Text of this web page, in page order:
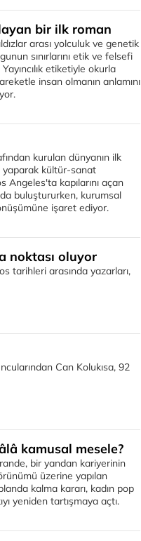
bir ilk roman
arası yolculuk ve genetik
sınırlarını etik ve felsefi
etiketiyle okurla
insan olmanın anlamını
kurulan dünyanın ilk
yaparak kültür-sanat
Angeles'ta kapılarını açan
buluştururken, kurumsal
işaret ediyor.
noktası oluyor
tarihleri arasında yazarları,
Can Kolukısa, 92
kamusal mesele?
bir yandan kariyerinin
üzerine yapılan
kalma kararı, kadın pop
yeniden tartışmaya açtı.